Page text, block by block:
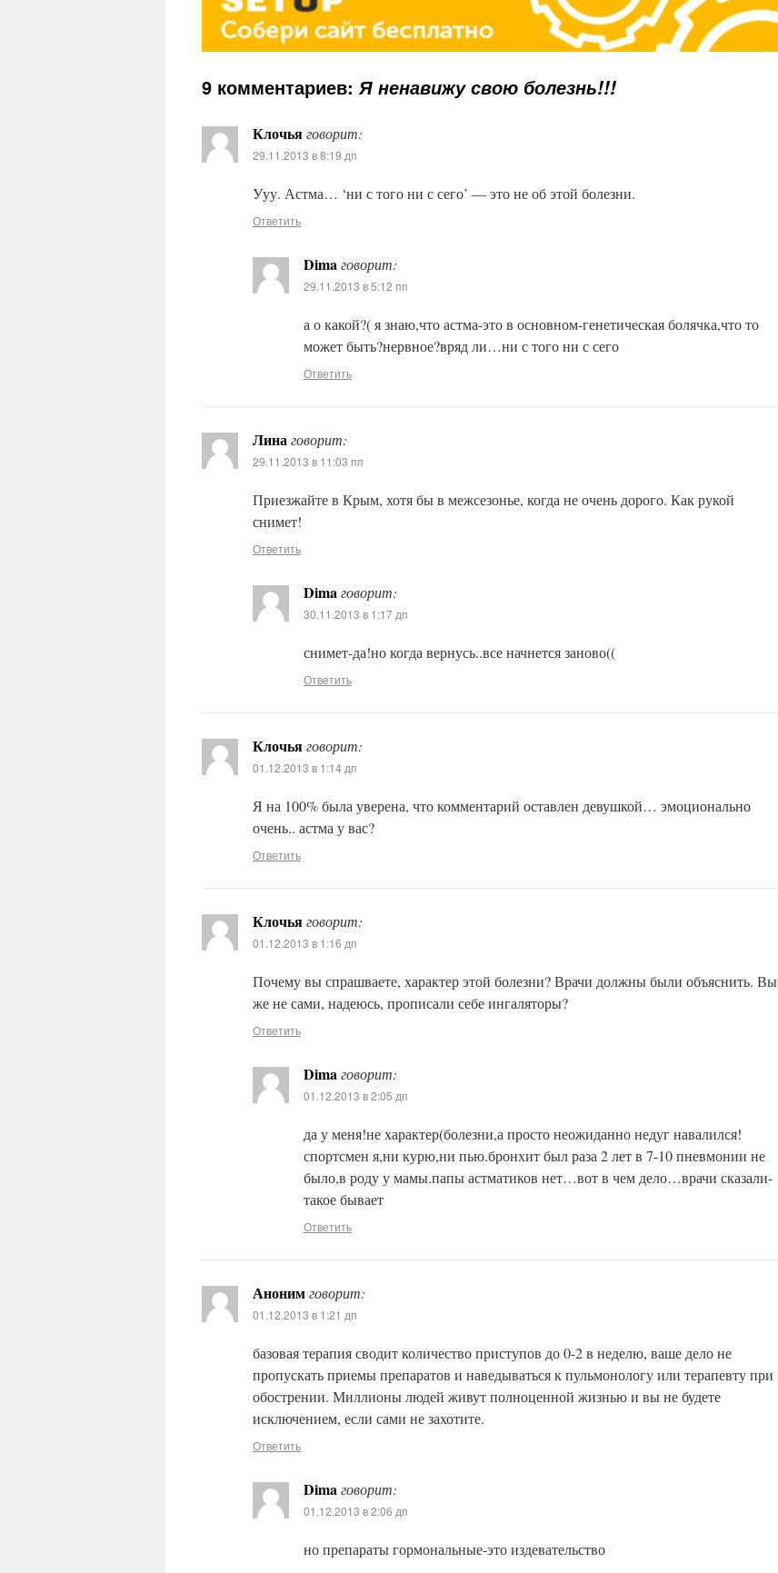
9 комментариев: Я ненавижу свою болезнь!!!
Клочьяговорит:
29.11.2013 в 8:19 дп
Ууу. Астма… ‘ни с того ни с сего’ — это не об этой болезни.
Ответить
Dimaговорит:
29.11.2013 в 5:12 пп
а о какой?( я знаю,что астма-это в основном-генетическая болячка,что то
может быть?нервное?вряд ли…ни с того ни с сего
Ответить
Линаговорит:
29.11.2013 в 11:03 пп
Приезжайте в Крым, хотя бы в межсезонье, когда не очень дорого. Как рукой
снимет!
Ответить
Dimaговорит:
30.11.2013 в 1:17 дп
снимет-да!но когда вернусь..все начнется заново((
Ответить
Клочьяговорит:
01.12.2013 в 1:14 дп
Я на 100% была уверена, что комментарий оставлен девушкой… эмоционально
очень.. астма у вас?
Ответить
Клочьяговорит:
01.12.2013 в 1:16 дп
Почему вы спрашваете, характер этой болезни? Врачи должны были объяснить. Вы
же не сами, надеюсь, прописали себе ингаляторы?
Ответить
Dimaговорит:
01.12.2013 в 2:05 дп
да у меня!не характер(болезни,а просто неожиданно недуг навалился!
спортсмен я,ни курю,ни пью.бронхит был раза 2 лет в 7-10 пневмонии не
было,в роду у мамы.папы астматиков нет…вот в чем дело…врачи сказали-
такое бывает
Ответить
Анонимговорит:
01.12.2013 в 1:21 дп
базовая терапия сводит количество приступов до 0-2 в неделю, ваше дело не
пропускать приемы препаратов и наведываться к пульмонологу или терапевту при
обострении. Миллионы людей живут полноценной жизнью и вы не будете
исключением, если сами не захотите.
Ответить
Dimaговорит:
01.12.2013 в 2:06 дп
но препараты гормональные-это издевательство